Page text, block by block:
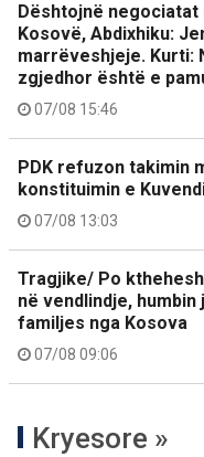
Dështojnë
Kosovë, Abdixhiku:
marrëveshjeje. Kurti:
zgjedhor është e
07/08 15:46
PDK refuzon takimin
konstituimin e
07/08 13:03
Tragjike/ Po
në vendlindje,
familjes nga Kosova
07/08 09:06
Kryesore »